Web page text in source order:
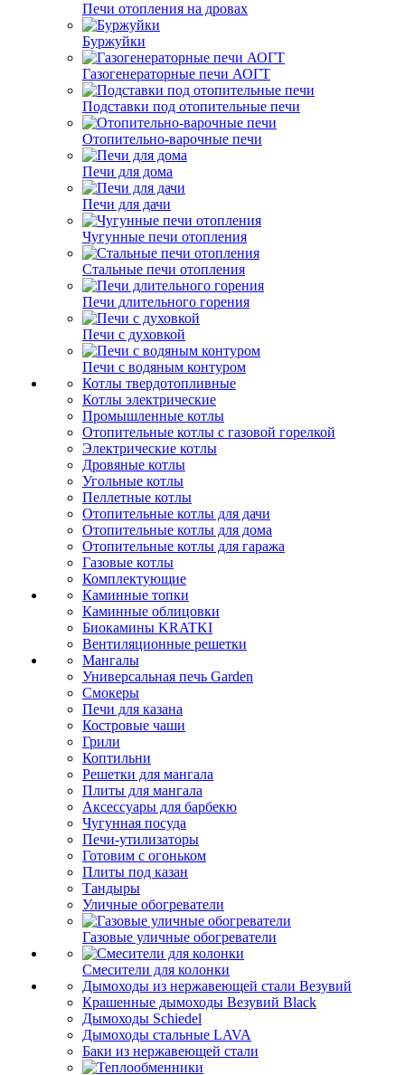
Печи отопления на дровах
Буржуйки
Газогенераторные печи АОГТ
Подставки под отопительные печи
Отопительно-варочные печи
Печи для дома
Печи для дачи
Чугунные печи отопления
Стальные печи отопления
Печи длительного горения
Печи с духовкой
Печи с водяным контуром
Котлы твердотопливные
Котлы электрические
Промышленные котлы
Отопительные котлы с газовой горелкой
Электрические котлы
Дровяные котлы
Угольные котлы
Пеллетные котлы
Отопительные котлы для дачи
Отопительные котлы для дома
Отопительные котлы для гаража
Газовые котлы
Комплектующие
Каминные топки
Каминные облицовки
Биокамины KRATKI
Вентиляционные решетки
Мангалы
Универсальная печь Garden
Смокеры
Печи для казана
Костровые чаши
Грили
Коптильни
Решетки для мангала
Плиты для мангала
Аксессуары для барбекю
Чугунная посуда
Печи-утилизаторы
Готовим с огоньком
Плиты под казан
Тандыры
Уличные обогреватели
Газовые уличные обогреватели
Смесители для колонки
Дымоходы из нержавеющей стали Везувий
Крашенные дымоходы Везувий Black
Дымоходы Schiedel
Дымоходы стальные LAVA
Баки из нержавеющей стали